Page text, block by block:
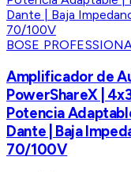
BOSE
Amplificador de
PowerShareX |
Potencia Adaptable
Dante | Baja
70/100V